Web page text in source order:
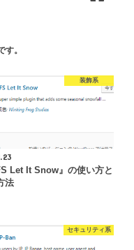
す。
装飾系
Let It Snow』の使い方と
法
セキュリティ系